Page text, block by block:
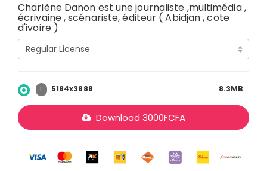
Charlène Danon est une journaliste ,multimédia ,
écrivaine , scénariste, éditeur ( Abidjan , cote
d'ivoire )
L 5184x3888 8.3MB
Download 3000FCFA